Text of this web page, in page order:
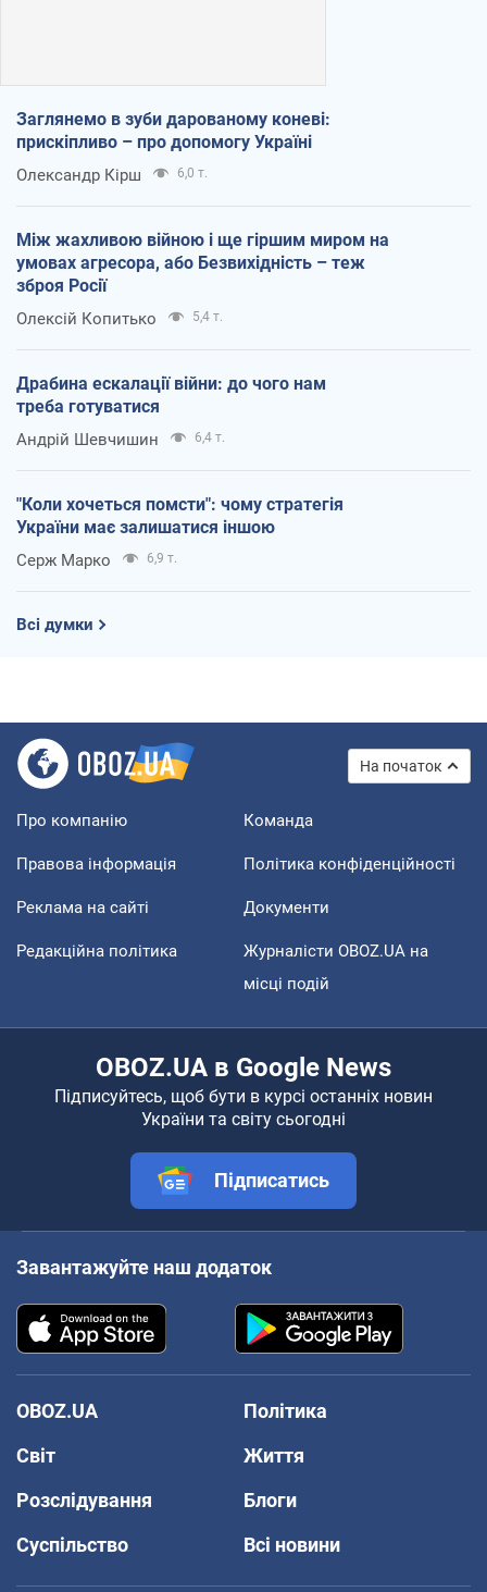
Заглянемо в зуби дарованому коневі:
прискіпливо – про допомогу Україні
Олександр Кірш 6,0 т.
Між жахливою війною і ще гіршим миром на
умовах агресора, або Безвихідність – теж
зброя Росії
Олексій Копитько 5,4 т.
Драбина ескалації війни: до чого нам
треба готуватися
Андрій Шевчишин 6,4 т.
"Коли хочеться помсти": чому стратегія
України має залишатися іншою
Серж Марко 6,9 т.
Всі думки
На початок
Про компанію Команда
Правова інформація Політика конфіденційності
Реклама на сайті Документи
Редакційна політика
Журналісти OBOZ.UA на
місці подій
OBOZ.UA в Google News
Підписуйтесь, щоб бути в курсі останніх новин
України та світу сьогодні
Підписатись
Завантажуйте наш додаток
OBOZ.UA
Політика
Світ
Життя
Розслідування
Блоги
Суспільство
Всі новини